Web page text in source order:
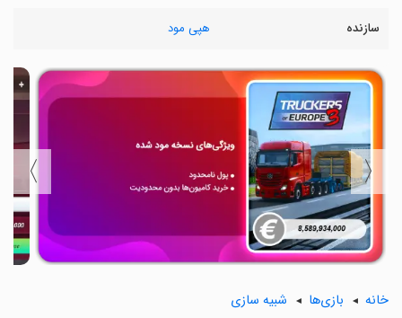
سازنده هپی مود
〈
〉
خانه بازی‌ها شبیه سازی